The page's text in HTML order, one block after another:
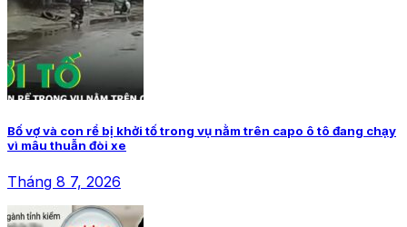
Bố vợ và con rể bị khởi tố trong vụ nằm trên capo ô tô đang chạy
vì mâu thuẫn đòi xe
Tháng 8 7, 2026